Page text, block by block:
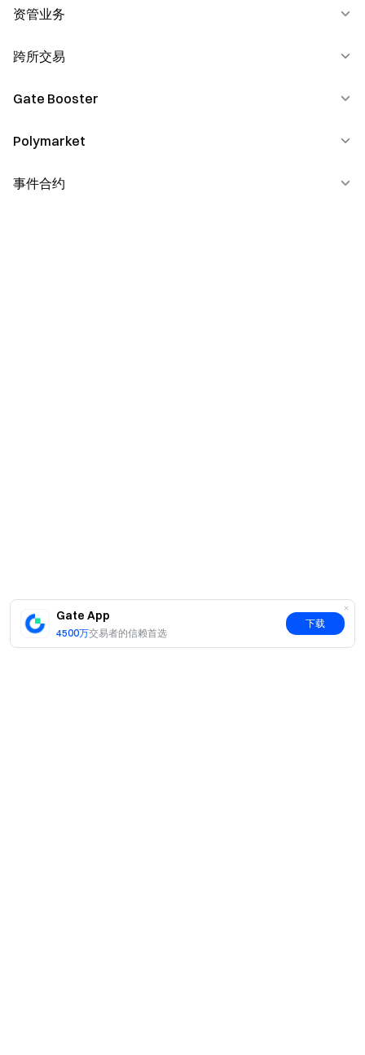
Gate App
4500万交易者的信赖首选
下载
Gate Pay 法币
HODLer Airdrop
CandyDrop
Pre-IPOs
功能介绍
Gate Connect
三方渠道
资管业务
资管产品管理
跨所交易
功能介绍
Gate Booster
发帖任务
推荐任务
Polymarket
新手指南
事件合约